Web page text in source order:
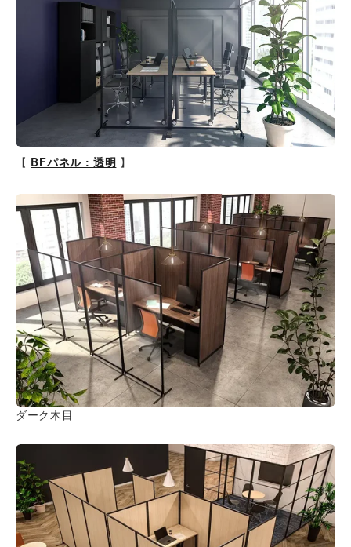
【 BFパネル : 透明 】
ダーク木目
予算の相談、見積依頼など
お気軽にご相談ください！
お問合せ・見積依頼をする